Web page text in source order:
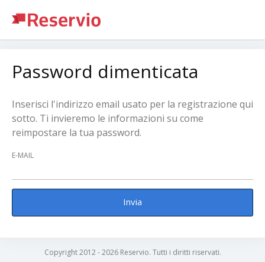
Password dimenticata
Inserisci l'indirizzo email usato per la registrazione qui
sotto. Ti invieremo le informazioni su come
reimpostare la tua password.
E-MAIL
Invia
Copyright 2012 - 2026 Reservio. Tutti i diritti riservati.